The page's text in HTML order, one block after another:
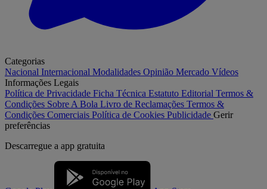
Categorias
Nacional Internacional Modalidades Opinião Mercado Vídeos
Informações Legais
Política de Privacidade Ficha Técnica Estatuto Editorial Termos &
Condições Sobre A Bola Livro de Reclamações Termos &
Condições Comerciais Política de Cookies Publicidade Gerir
preferências
Descarregue a app gratuita